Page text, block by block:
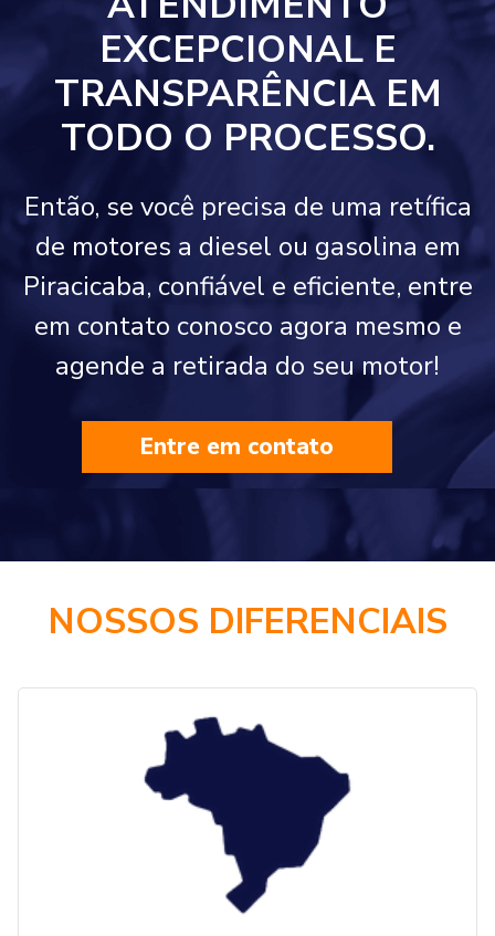
EXCEPCIONAL E
TRANSPARÊNCIA EM
TODO O PROCESSO.
Então, se você precisa de uma retífica
de motores a diesel ou gasolina em
Piracicaba, confiável e eficiente, entre
em contato conosco agora mesmo e
agende a retirada do seu motor!
Entre em contato
NOSSOS DIFERENCIAIS